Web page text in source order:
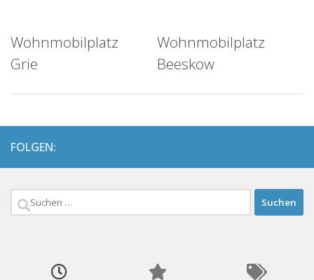
Wohnmobilplatz
Grie
Wohnmobilplatz
Beeskow
FOLGEN:
Suchen